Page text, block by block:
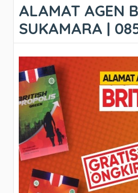
ALAMAT AGEN
SUKAMARA |